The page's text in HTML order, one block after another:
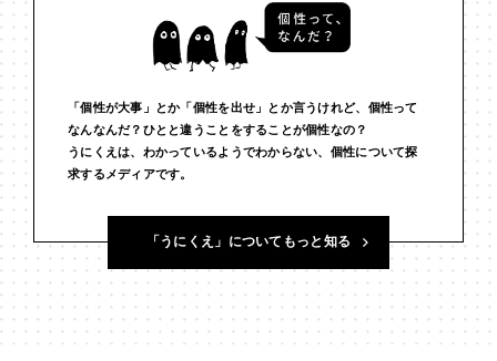
「個性が大事」とか「個性を出せ」とか言うけれど、個性って
なんなんだ？ひとと違うことをすることが個性なの？
うにくえは、わかっているようでわからない、個性について探
求するメディアです。
「うにくえ」についてもっと知る